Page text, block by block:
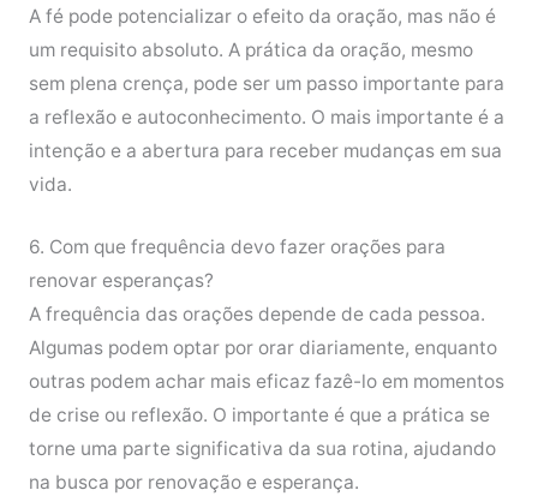
A fé pode potencializar o efeito da oração, mas não é
um requisito absoluto. A prática da oração, mesmo
sem plena crença, pode ser um passo importante para
a reflexão e autoconhecimento. O mais importante é a
intenção e a abertura para receber mudanças em sua
vida.
6. Com que frequência devo fazer orações para
renovar esperanças?
A frequência das orações depende de cada pessoa.
Algumas podem optar por orar diariamente, enquanto
outras podem achar mais eficaz fazê-lo em momentos
de crise ou reflexão. O importante é que a prática se
torne uma parte significativa da sua rotina, ajudando
na busca por renovação e esperança.